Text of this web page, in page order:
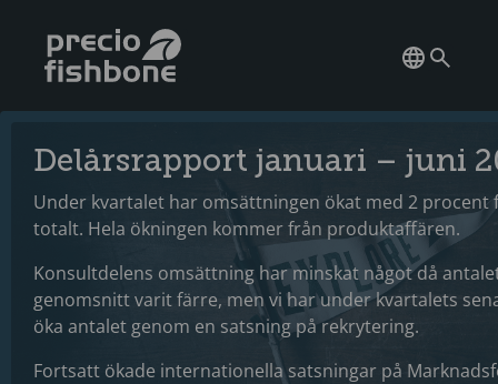
Delårsrapport januari – juni
Under kvartalet har omsättningen ökat med 2 procent
totalt. Hela ökningen kommer från produktaffären.
Konsultdelens omsättning har minskat något då
genomsnitt varit färre, men vi har under kvartalets
öka antalet genom en satsning på rekrytering.
Fortsatt ökade internationella satsningar på